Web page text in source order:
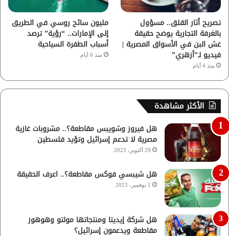
تصريح أثار القلق.. مسؤول
بالغرفة التجارية يوضح حقيقة
غش البن في الأسواق المصرية |
فيديو لـ”أزهري”
منذ 4 أيام
مليون سائح روسي في الطريق
إلى الإمارات.. “رؤية” ترصد
أسباب الطفرة السياحية
منذ 6 أيام
الأكثر مشاهدة
هل فيروز وشويبس مقاطعة؟.. مشروبات غازية
مصرية لا تدعم إسرائيل وتؤيد فلسطين
29 أكتوبر، 2023
هل شيبسي فوكس مقاطعة؟.. اعرف الحقيقة
1 نوفمبر، 2023
هل شركة إيديتا ومنتجاتها مولتو وهوهوز
مقاطعة ويدعمون إسرائيل؟